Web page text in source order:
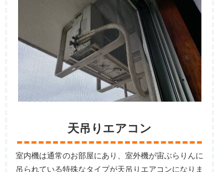
天吊りエアコン
室内機は通常のお部屋にあり、室外機が宙ぶらりんに
吊られている特殊なタイプが天吊りエアコンになりま